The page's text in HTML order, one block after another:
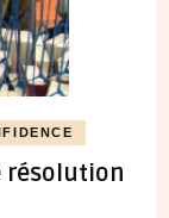
résolution